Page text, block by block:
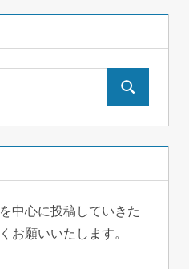
検
中心に投稿していきた
お願いいたします。